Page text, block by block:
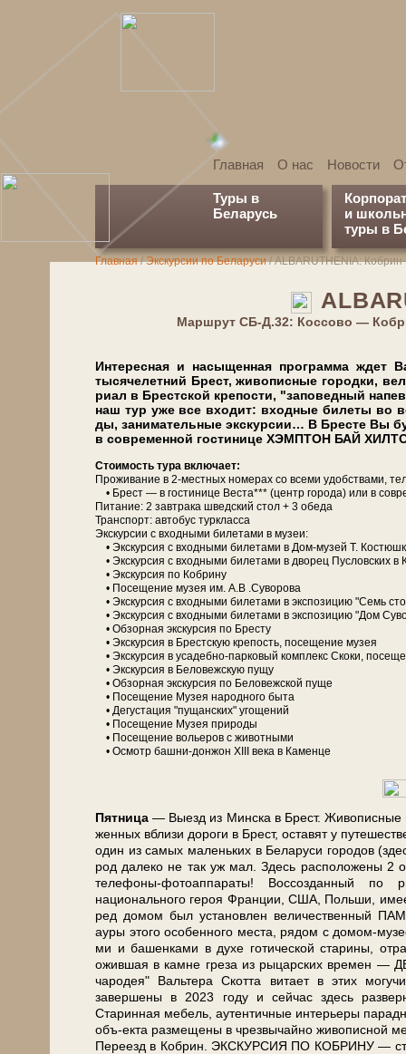
Главная О нас Новости
Туры в
Беларусь
и
туры в
Главная/Экскурсии по Беларуси/АLBARUTHENIA:
Марш­рут СБ-Д.32: Коссово —
Интересная и насыщенная про­грам­ма ждет
тысячелетний Брест, жи­во­пис­ные го­род­ки,
ри­ал в Брест­ской кре­по­сти, "заповедный
наш тур уже все вхо­дит: входные би­ле­ты во
ды, занимательные экс­кур­сии… В Бре­сте Вы
в со­вре­мен­ной го­сти­ни­це ХЭМПТОН БАЙ
Сто­и­мость ту­ра вклю­ча­ет:
Про­жи­ва­ние в 2-местных но­ме­рах со все­ми удоб­ства­ми,
• Брест — в го­сти­ни­це Веста*** (центр го­ро­да) или в
Питание: 2 зав­тра­ка швед­ский стол + 3 обе­да
Транс­порт: ав­то­бус турк­лас­са
Экскурсии с вход­ны­ми би­ле­та­ми в му­зеи:
• Экс­кур­сия с вход­ны­ми би­ле­та­ми в Дом-музей Т.
• Экс­кур­сия с вход­ны­ми би­ле­та­ми в дво­рец Пуслов­ских в
• Экс­кур­сия по Кобрину
• По­се­ще­ние му­зея им. А.В .Су­во­ро­ва
• Экс­кур­сия с вход­ны­ми би­ле­та­ми в экс­по­зи­цию "Семь
• Экс­кур­сия с вход­ны­ми би­ле­та­ми в экс­по­зи­цию "Дом
• Об­зор­ная экскурсия по Бре­сту
• Экс­кур­сия в Брестскую кре­пость, посещение му­зея
• Экс­кур­сия в усадебно-парковый ком­плекс Скоки,
• Экс­кур­сия в Бе­ло­веж­скую пу­щу
• Об­зор­ная экскурсия по Бе­ло­веж­ской пуще
• По­се­ще­ние Музея на­род­но­го бы­та
• Де­гу­ста­ция "пущанских" угощений
• По­се­ще­ние Музея при­ро­ды
• По­се­ще­ние во­лье­ров с жи­вот­ны­ми
• Осмотр башни-донжон ХІІІ ве­ка в Каменце
Пят­ни­ца — Выезд из Мин­ска в Брест. Живописные
жен­ных вбли­зи до­ро­ги в Брест, оста­вят у
один из са­мых ма­лень­ких в Бе­ла­ру­си го­ро­дов
род да­ле­ко не так уж мал. Здесь рас­по­ло­же­ны 2
телефоны-фотоаппараты! Воссозданный
национального ге­роя Фран­ции, США, Поль­ши,
ред до­мом был уста­нов­лен величественный
ауры это­го особенного ме­ста, ря­дом с домом-
ми и ба­шен­ка­ми в ду­хе го­ти­че­ской ста­ри­ны,
ожившая в кам­не греза из ры­цар­ских вре­мен —
чародея" Вальтера Скотта витает в этих
завершены в 2023 го­ду и сей­час здесь
Старинная ме­бель, аутентичные ин­те­рье­ры
объ-екта раз­ме­ще­ны в чрез­вы­чай­но жи­во­пис­ной
Пе­ре­езд в Ко­брин. ЭКСКУРСИЯ ПО КОБРИНУ —